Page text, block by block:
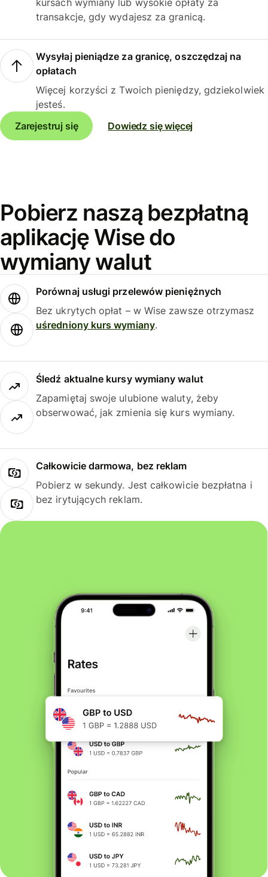
kursach wymiany lub wysokie opłaty za
transakcje, gdy wydajesz za granicą.
Wysyłaj pieniądze za granicę, oszczędzaj na
opłatach
Więcej korzyści z Twoich pieniędzy, gdziekolwiek
jesteś.
Zarejestruj się
Dowiedz się więcej
Pobierz naszą bezpłatną
aplikację Wise do
wymiany walut
Porównaj usługi przelewów pieniężnych
Bez ukrytych opłat – w Wise zawsze otrzymasz
uśredniony kurs wymiany.
Śledź aktualne kursy wymiany walut
Zapamiętaj swoje ulubione waluty, żeby
obserwować, jak zmienia się kurs wymiany.
Całkowicie darmowa, bez reklam
Pobierz w sekundy. Jest całkowicie bezpłatna i
bez irytujących reklam.